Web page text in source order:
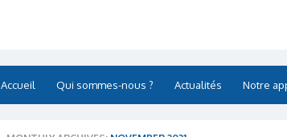
Accueil Qui sommes-nous ? Actualités Notre